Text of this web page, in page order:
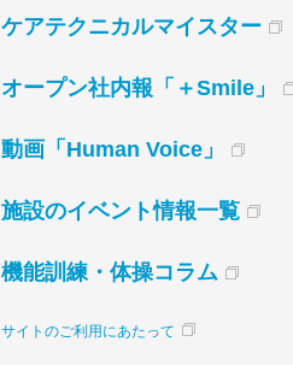
ケアテクニカルマイスター
オープン社内報「＋Smile」
動画「Human Voice」
施設のイベント情報一覧
機能訓練・体操コラム
サイトのご利用にあたって